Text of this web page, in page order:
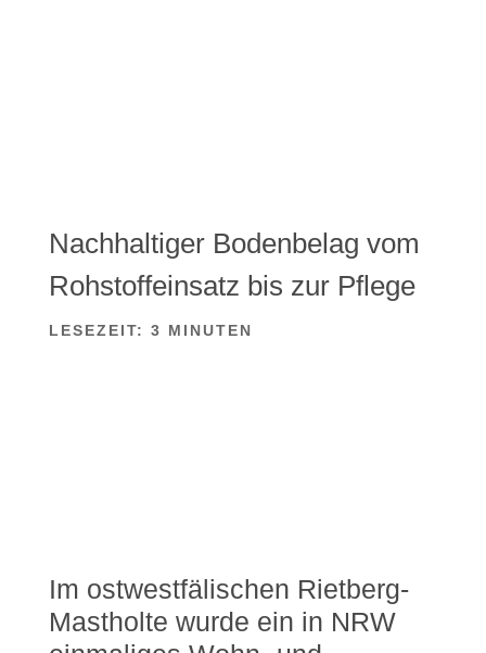
Nachhaltiger Bodenbelag vom
Rohstoffeinsatz bis zur Pflege
LESEZEIT: 3 MINUTEN
Im ostwestfälischen Rietberg-
Mastholte wurde ein in NRW